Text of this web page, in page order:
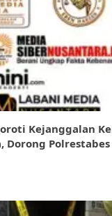
Soroti Kejanggalan
Dorong